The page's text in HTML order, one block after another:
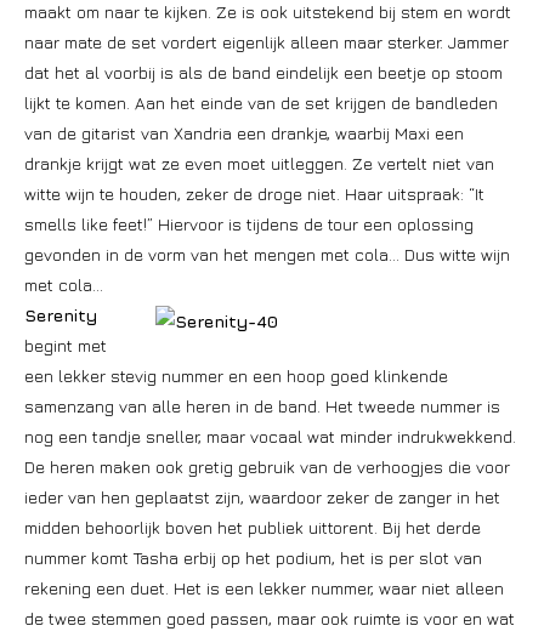
maakt om naar te kijken. Ze is ook uitstekend bij stem en wordt
naar mate de set vordert eigenlijk alleen maar sterker. Jammer
dat het al voorbij is als de band eindelijk een beetje op stoom
lijkt te komen. Aan het einde van de set krijgen de bandleden
van de gitarist van Xandria een drankje, waarbij Maxi een
drankje krijgt wat ze even moet uitleggen. Ze vertelt niet van
witte wijn te houden, zeker de droge niet. Haar uitspraak: “It
smells like feet!” Hiervoor is tijdens de tour een oplossing
gevonden in de vorm van het mengen met cola… Dus witte wijn
met cola…
Serenity
begint met
een lekker stevig nummer en een hoop goed klinkende
samenzang van alle heren in de band. Het tweede nummer is
nog een tandje sneller, maar vocaal wat minder indrukwekkend.
De heren maken ook gretig gebruik van de verhoogjes die voor
ieder van hen geplaatst zijn, waardoor zeker de zanger in het
midden behoorlijk boven het publiek uittorent. Bij het derde
nummer komt Tasha erbij op het podium, het is per slot van
rekening een duet. Het is een lekker nummer, waar niet alleen
de twee stemmen goed passen, maar ook ruimte is voor en wat